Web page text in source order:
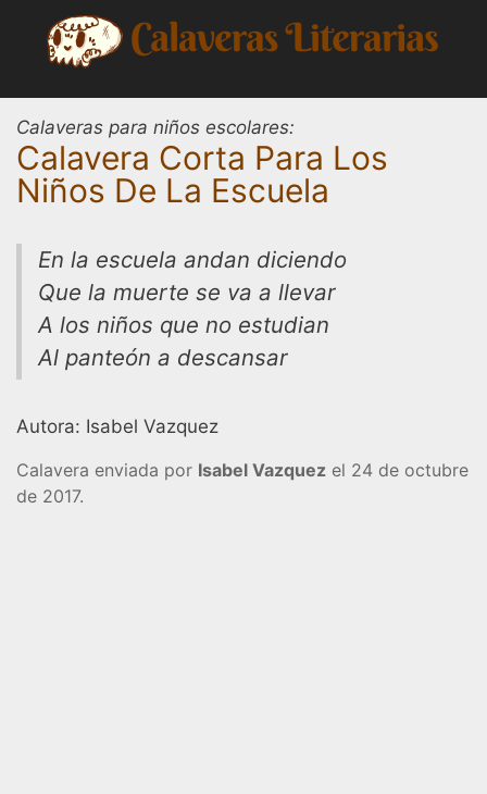
contenido
Calaveras para niños escolares:
Calavera Corta Para Los
Niños De La Escuela
En la escuela andan diciendo
Que la muerte se va a llevar
A los niños que no estudian
Al panteón a descansar
Autora: Isabel Vazquez
Calavera enviada por Isabel Vazquez el 24 de octubre
de 2017.